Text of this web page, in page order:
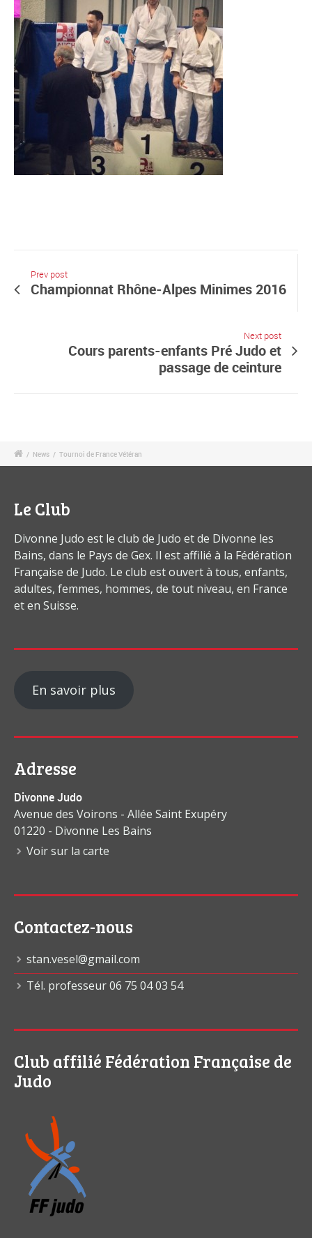
Prev post
Championnat Rhône-Alpes Minimes 2016
Next post
Cours parents-enfants Pré Judo et
passage de ceinture
/ News / Tournoi de France Vétéran
Le Club
Divonne Judo est le club de Judo et de Divonne les
Bains, dans le Pays de Gex. Il est affilié à la Fédération
Française de Judo. Le club est ouvert à tous, enfants,
adultes, femmes, hommes, de tout niveau, en France
et en Suisse.
En savoir plus
Adresse
Divonne Judo
Avenue des Voirons - Allée Saint Exupéry
01220 - Divonne Les Bains
Voir sur la carte
Contactez-nous
stan.vesel@gmail.com
Tél. professeur 06 75 04 03 54
Club affilié Fédération Française de
Judo